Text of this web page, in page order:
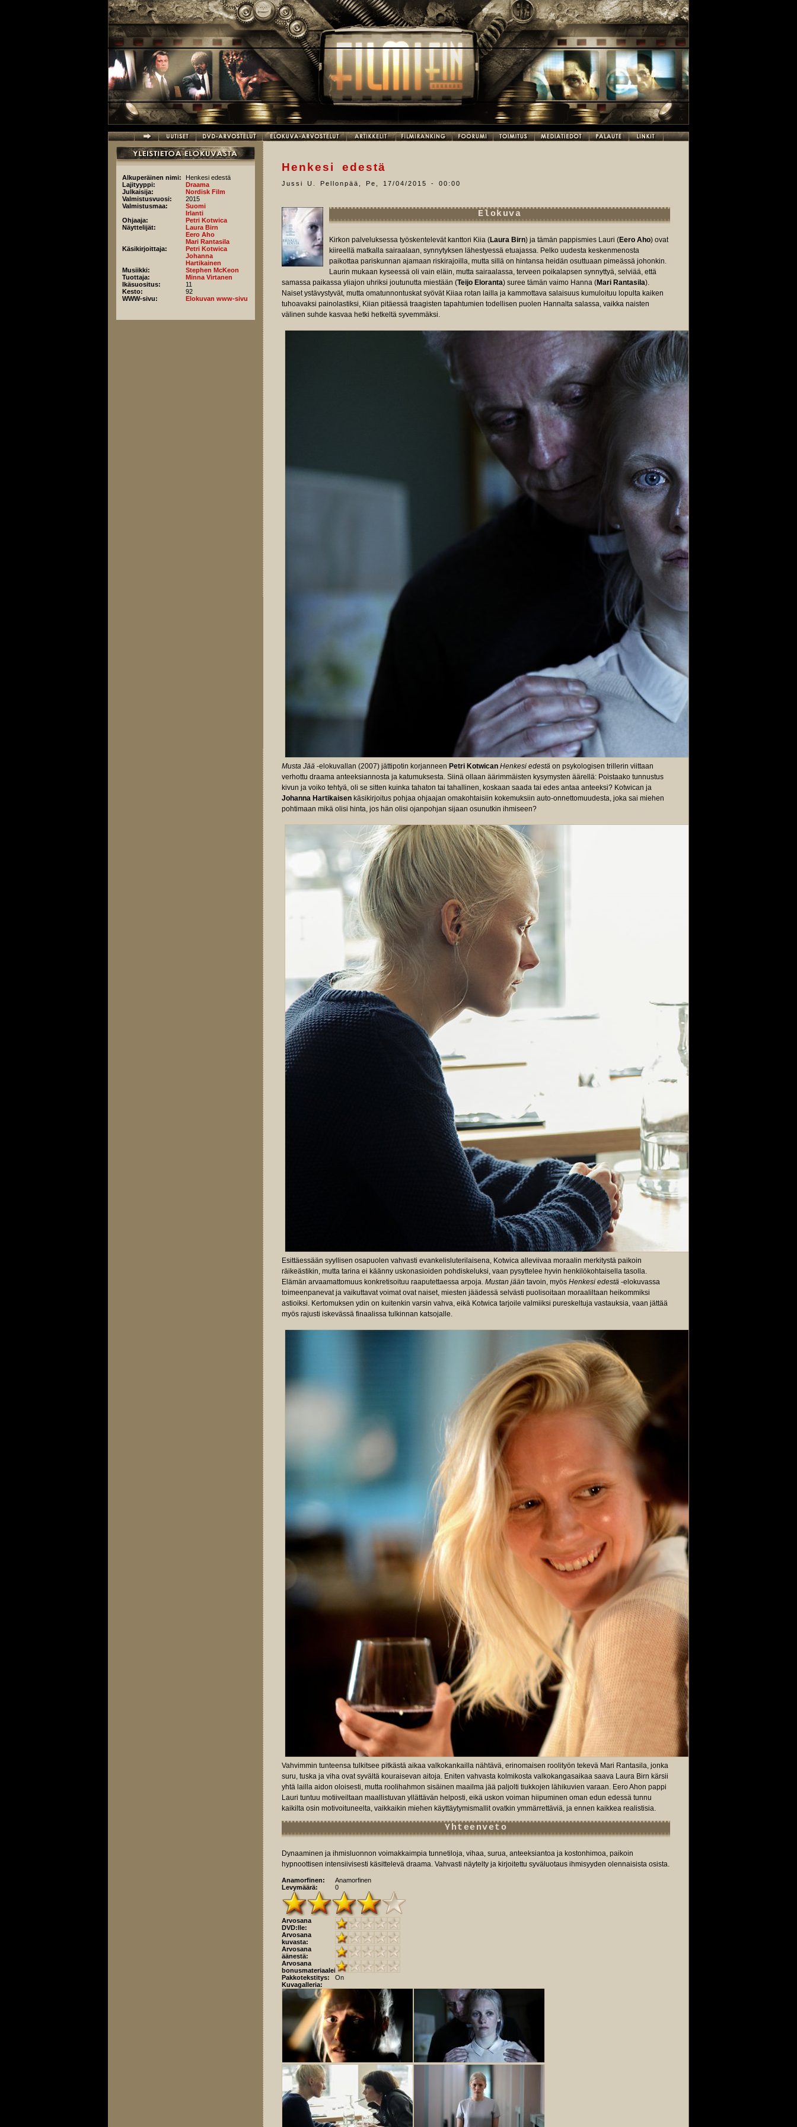
Alkuperäinen nimi:
Henkesi edestä
Lajityyppi:
Draama
Julkaisija:
Nordisk Film
Valmistusvuosi:
2015
Valmistusmaa:
Suomi
Irlanti
Ohjaaja:
Petri Kotwica
Näyttelijät:
Laura Birn
Eero Aho
Mari Rantasila
Käsikirjoittaja:
Petri Kotwica
Johanna
Hartikainen
Musiikki:
Stephen McKeon
Tuottaja:
Minna Virtanen
Ikäsuositus:
11
Kesto:
92
WWW-sivu:
Elokuvan www-sivu
Henkesi edestä
Jussi U. Pellonpää Pe, 17/04/2015 - 00:00
Elokuva
Kirkon palveluksessa työskentelevät kanttori Kiia (Laura Birn) ja tämän pappismies Lauri (Eero Aho) ovat
kiireellä matkalla sairaalaan, synnytyksen lähestyessä etuajassa. Pelko uudesta keskenmenosta
paikottaa pariskunnan ajamaan riskirajoilla, mutta sillä on hintansa heidän osuttuaan pimeässä johonkin.
Laurin mukaan kyseessä oli vain eläin, mutta sairaalassa, terveen poikalapsen synnyttyä, selviää, että
samassa paikassa yliajon uhriksi joutunutta miestään (Teijo Eloranta) suree tämän vaimo Hanna (Mari Rantasila).
Naiset ystävystyvät, mutta omatunnontuskat syövät Kiiaa rotan lailla ja kammottava salaisuus kumuloituu lopulta kaiken
tuhoavaksi painolastiksi, Kiian pitäessä traagisten tapahtumien todellisen puolen Hannalta salassa, vaikka naisten
välinen suhde kasvaa hetki hetkeltä syvemmäksi.
Musta Jää -elokuvallan (2007) jättipotin korjanneen Petri Kotwican Henkesi edestä on psykologisen trillerin viittaan
verhottu draama anteeksiannosta ja katumuksesta. Siinä ollaan äärimmäisten kysymysten äärellä: Poistaako tunnustus
kivun ja voiko tehtyä, oli se sitten kuinka tahaton tai tahallinen, koskaan saada tai edes antaa anteeksi? Kotwican ja
Johanna Hartikaisen käsikirjoitus pohjaa ohjaajan omakohtaisiin kokemuksiin auto-onnettomuudesta, joka sai miehen
pohtimaan mikä olisi hinta, jos hän olisi ojanpohjan sijaan osunutkin ihmiseen?
Esittäessään syyllisen osapuolen vahvasti evankelisluterilaisena, Kotwica alleviivaa moraalin merkitystä paikoin
räikeästikin, mutta tarina ei käänny uskonasioiden pohdiskeluksi, vaan pysyttelee hyvin henkilökohtaisella tasolla.
Elämän arvaamattomuus konkretisoituu raaputettaessa arpoja. Mustan jään tavoin, myös Henkesi edestä -elokuvassa
toimeenpanevat ja vaikuttavat voimat ovat naiset, miesten jäädessä selvästi puolisoitaan moraaliltaan heikommiksi
astioiksi. Kertomuksen ydin on kuitenkin varsin vahva, eikä Kotwica tarjoile valmiiksi pureskeltuja vastauksia, vaan jättää
myös rajusti iskevässä finaalissa tulkinnan katsojalle.
Vahvimmin tunteensa tulkitsee pitkästä aikaa valkokankailla nähtävä, erinomaisen roolityön tekevä Mari Rantasila, jonka
suru, tuska ja viha ovat syvältä kouraisevan aitoja. Eniten vahvasta kolmikosta valkokangasaikaa saava Laura Birn kärsii
yhtä lailla aidon oloisesti, mutta roolihahmon sisäinen maailma jää paljolti tiukkojen lähikuvien varaan. Eero Ahon pappi
Lauri tuntuu motiiveiltaan maallistuvan yllättävän helposti, eikä uskon voiman hiipuminen oman edun edessä tunnu
kaikilta osin motivoituneelta, vaikkaikin miehen käyttäytymismallit ovatkin ymmärrettäviä, ja ennen kaikkea realistisia.
Yhteenveto
Dynaaminen ja ihmisluonnon voimakkaimpia tunnetiloja, vihaa, surua, anteeksiantoa ja kostonhimoa, paikoin
hypnoottisen intensiivisesti käsittelevä draama. Vahvasti näytelty ja kirjoitettu syväluotaus ihmisyyden olennaisista osista.
Anamorfinen:
Anamorfinen
Levymäärä:
0
Arvosana
DVD:lle:
Arvosana
kuvasta:
Arvosana
äänestä:
Arvosana
bonusmateriaaleista:
Pakkotekstitys:
On
Kuvagalleria: